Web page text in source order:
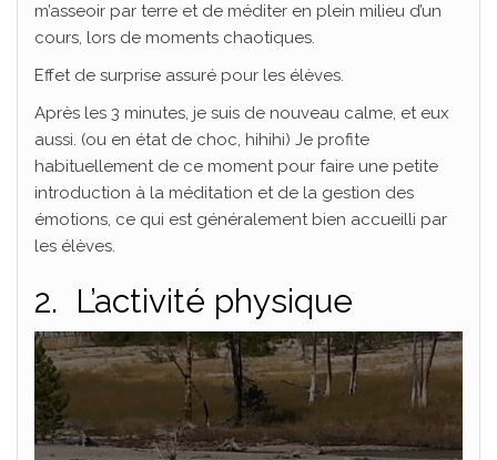
m’asseoir par terre et de méditer en plein milieu d’un
cours, lors de moments chaotiques.
Effet de surprise assuré pour les élèves.
Après les 3 minutes, je suis de nouveau calme, et eux
aussi. (ou en état de choc, hihihi) Je profite
habituellement de ce moment pour faire une petite
introduction à la méditation et de la gestion des
émotions, ce qui est généralement bien accueilli par
les élèves.
2. L’activité physique